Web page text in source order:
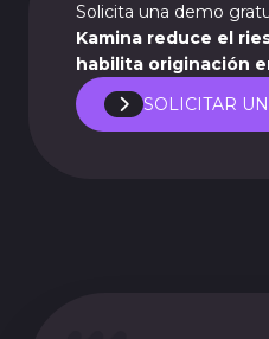
Solicita una demo
Kamina reduce el
habilita originación
SOLICITAR